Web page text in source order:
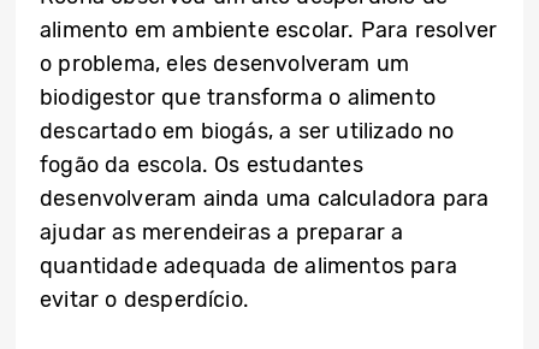
alimento em ambiente escolar. Para resolver
o problema, eles desenvolveram um
biodigestor que transforma o alimento
descartado em biogás, a ser utilizado no
fogão da escola. Os estudantes
desenvolveram ainda uma calculadora para
ajudar as merendeiras a preparar a
quantidade adequada de alimentos para
evitar o desperdício.